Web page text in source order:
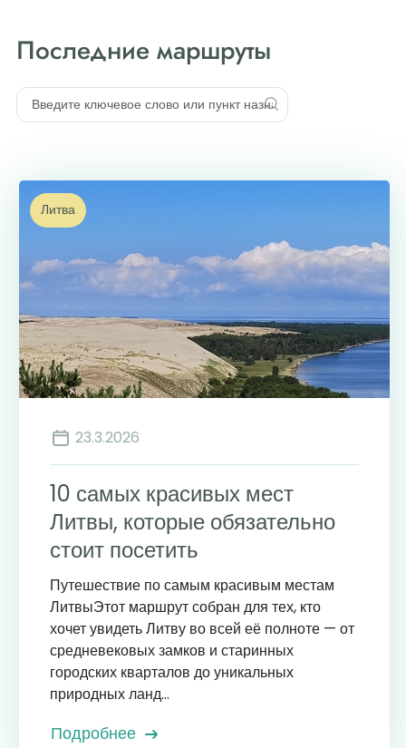
Последние маршруты
Литва
23.3.2026
10 самых красивых мест
Литвы, которые обязательно
стоит посетить
Путешествие по самым красивым местам
ЛитвыЭтот маршрут собран для тех, кто
хочет увидеть Литву во всей её полноте — от
средневековых замков и старинных
городских кварталов до уникальных
природных ланд...
Подробнее